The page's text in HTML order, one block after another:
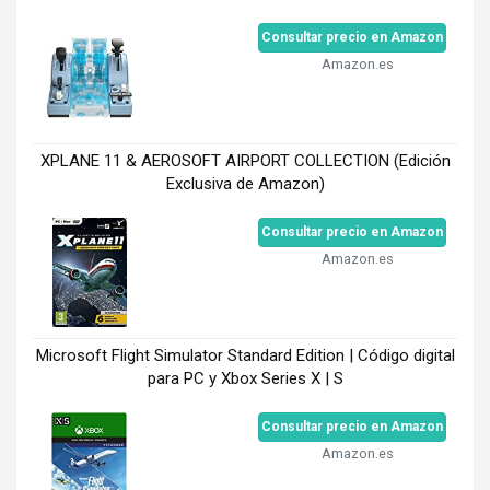
Consultar precio en Amazon
Amazon.es
XPLANE 11 & AEROSOFT AIRPORT COLLECTION (Edición
Exclusiva de Amazon)
Consultar precio en Amazon
Amazon.es
Microsoft Flight Simulator Standard Edition | Código digital
para PC y Xbox Series X | S
Consultar precio en Amazon
Amazon.es